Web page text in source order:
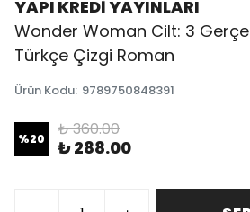
YAPI KREDİ YAYINLARI
Wonder Woman Cilt: 3
Türkçe Çizgi Roman
Ürün Kodu: 9789750848391
%20 ₺ 360.00
₺ 288.00